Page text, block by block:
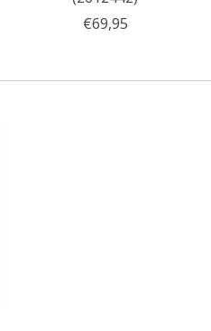
€69,95